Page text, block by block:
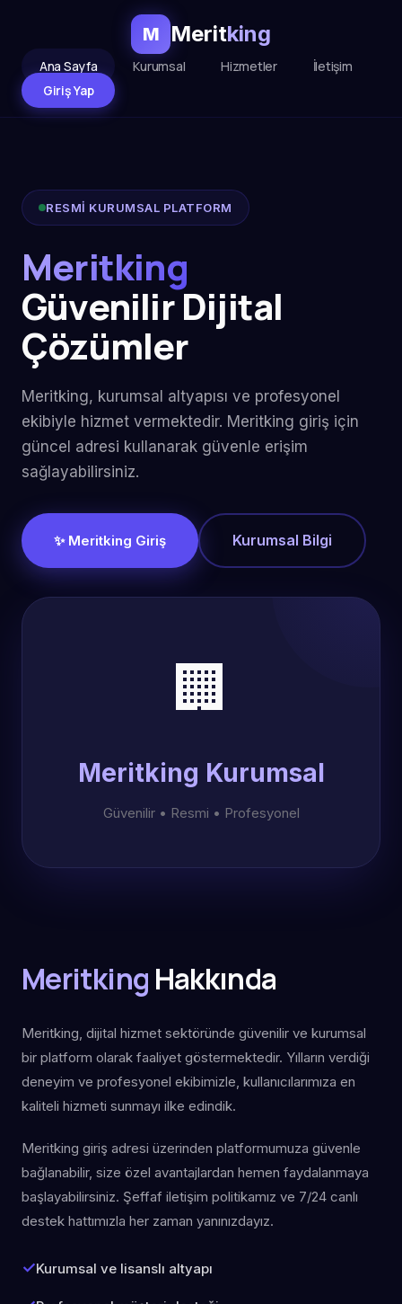
M Meritking
Ana Sayfa Kurumsal Hizmetler
İletişim
Giriş Yap
RESMİ KURUMSAL PLATFORM
Meritking
Güvenilir Dijital
Çözümler
Meritking, kurumsal altyapısı ve profesyonel
ekibiyle hizmet vermektedir. Meritking giriş için
güncel adresi kullanarak güvenle erişim
sağlayabilirsiniz.
✨ Meritking Giriş Kurumsal Bilgi
🏢
Meritking Kurumsal
Güvenilir • Resmi • Profesyonel
Meritking Hakkında
Meritking, dijital hizmet sektöründe güvenilir ve kurumsal
bir platform olarak faaliyet göstermektedir. Yılların verdiği
deneyim ve profesyonel ekibimizle, kullanıcılarımıza en
kaliteli hizmeti sunmayı ilke edindik.
Meritking giriş adresi üzerinden platformumuza güvenle
bağlanabilir, size özel avantajlardan hemen faydalanmaya
başlayabilirsiniz. Şeffaf iletişim politikamız ve 7/24 canlı
destek hattımızla her zaman yanınızdayız.
Kurumsal ve lisanslı altyapı